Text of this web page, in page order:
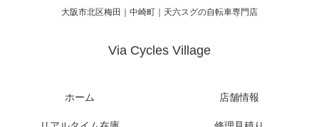
大阪市北区梅田｜中崎町｜天六スグの自転車専門店
Via Cycles Village
ホーム 店舗情報